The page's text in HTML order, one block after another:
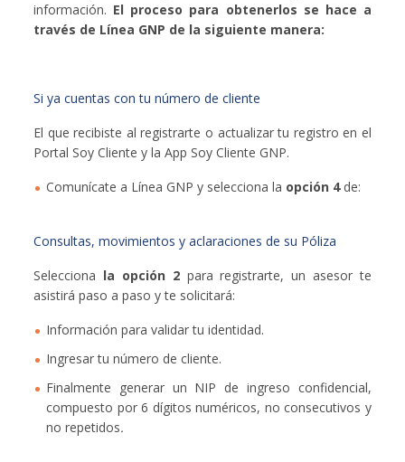
información. El proceso para obtenerlos se hace a
través de Línea GNP de la siguiente manera:
Si ya cuentas con tu número de cliente
El que recibiste al registrarte o actualizar tu registro en el
Portal Soy Cliente y la App Soy Cliente GNP.
Comunícate a Línea GNP y selecciona la opción 4de:
Consultas, movimientos y aclaraciones de su Póliza
Selecciona la opción 2para registrarte, un asesor te
asistirá paso a paso y te solicitará:
Información para validar tu identidad.
Ingresar tu número de cliente.
Finalmente generar un NIP de ingreso confidencial,
compuesto por 6 dígitos numéricos, no consecutivos y
no repetidos.